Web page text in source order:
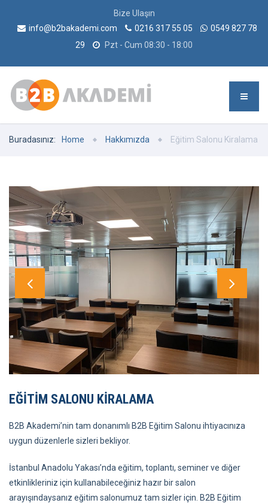
Bize Ulaşın
info@b2bakademi.com
0216 317 55 05
0549 827 78
29
Pzt - Cum 08:30 - 18:00
Buradasınız: Home Hakkımızda Eğitim Salonu Kiralama
EĞITIM SALONU KIRALAMA
B2B Akademi’nin tam donanımlı B2B Eğitim Salonu ihtiyacınıza
uygun düzenlerle sizleri bekliyor.
İstanbul Anadolu Yakası’nda eğitim, toplantı, seminer ve diğer
etkinlikleriniz için kullanabileceğiniz hazır bir salon
arayışındaysanız eğitim salonumuz tam sizler için. B2B Eğitim